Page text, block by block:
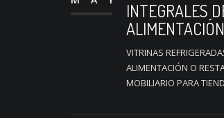
INTEGRALES
VITRINAS
ALIMENTACIÓN O
MOBILIARIO PARA